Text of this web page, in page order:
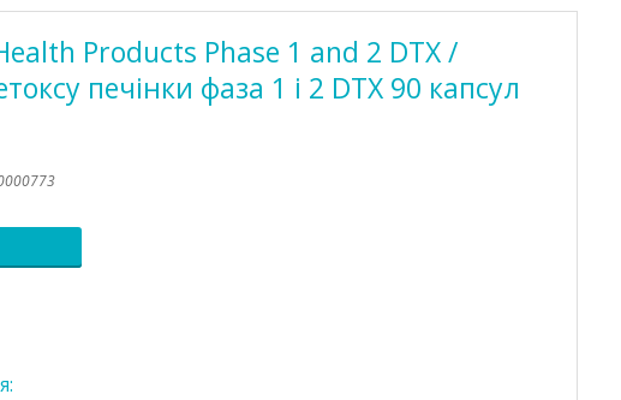
Products Phase 1 and 2 DTX /
печінки фаза 1 і 2 DTX 90 капсул